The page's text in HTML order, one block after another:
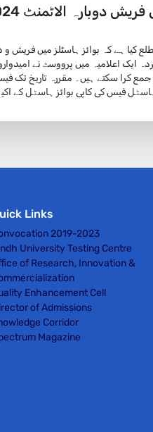
کردہ ایک اعلامیہ میں پرووسٹ نے
کرا سکتے ہیں۔ مقررہ تاریخ تک
Links
2019-2023
University Testing Centre
of Research, Innovation &
Enhancement Cell
of Admissions
Corridor
Magazine